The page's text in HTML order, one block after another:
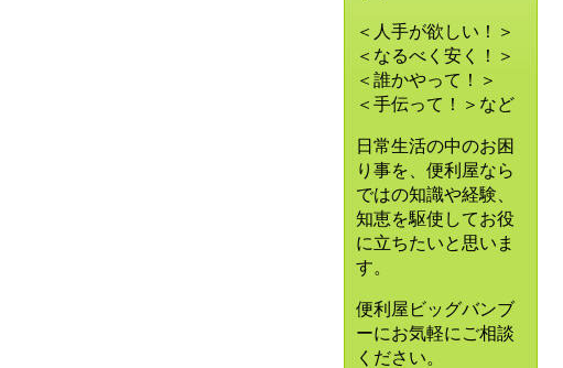
＜人手が欲しい！＞
＜なるべく安く！＞
＜誰かやって！＞
＜手伝って！＞など
日常生活の中のお困
り事を、便利屋なら
ではの知識や経験、
知恵を駆使してお役
に立ちたいと思いま
す。
便利屋ビッグバンブ
ーにお気軽にご相談
ください。